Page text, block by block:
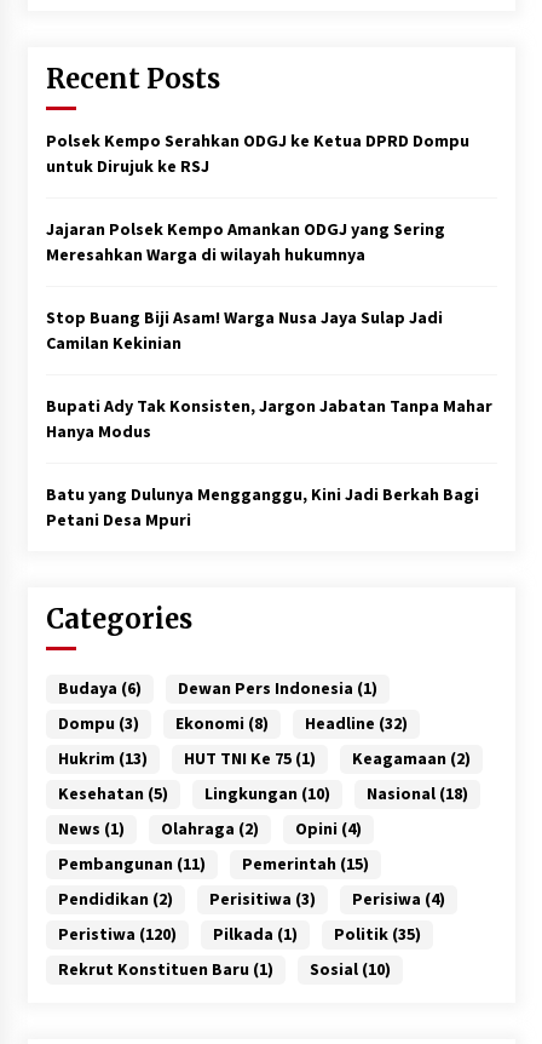
Recent Posts
Polsek Kempo Serahkan ODGJ ke Ketua DPRD Dompu
untuk Dirujuk ke RSJ
Jajaran Polsek Kempo Amankan ODGJ yang Sering
Meresahkan Warga di wilayah hukumnya
Stop Buang Biji Asam! Warga Nusa Jaya Sulap Jadi
Camilan Kekinian
Bupati Ady Tak Konsisten, Jargon Jabatan Tanpa Mahar
Hanya Modus
Batu yang Dulunya Mengganggu, Kini Jadi Berkah Bagi
Petani Desa Mpuri
Categories
Budaya (6) Dewan Pers Indonesia (1)
Dompu (3) Ekonomi (8) Headline (32)
Hukrim (13) HUT TNI Ke 75(1) Keagamaan (2)
Kesehatan (5) Lingkungan (10) Nasional(18)
News (1) Olahraga (2) Opini (4)
Pembangunan (11) Pemerintah (15)
Pendidikan (2) Perisitiwa (3) Perisiwa (4)
Peristiwa (120) Pilkada (1) Politik(35)
Rekrut Konstituen Baru (1) Sosial(10)